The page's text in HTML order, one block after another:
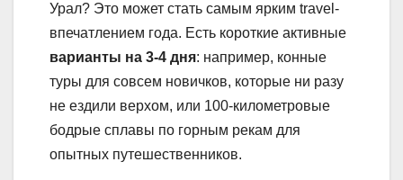
Урал? Это может стать самым ярким travel-
впечатлением года. Есть короткие активные
варианты на 3-4 дня: например, конные
туры для совсем новичков, которые ни разу
не ездили верхом, или 100-километровые
бодрые сплавы по горным рекам для
опытных путешественников.